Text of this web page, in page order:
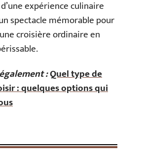
expérience culinaire
spectacle mémorable pour
croisière ordinaire en
:Quel type de
: quelques options qui